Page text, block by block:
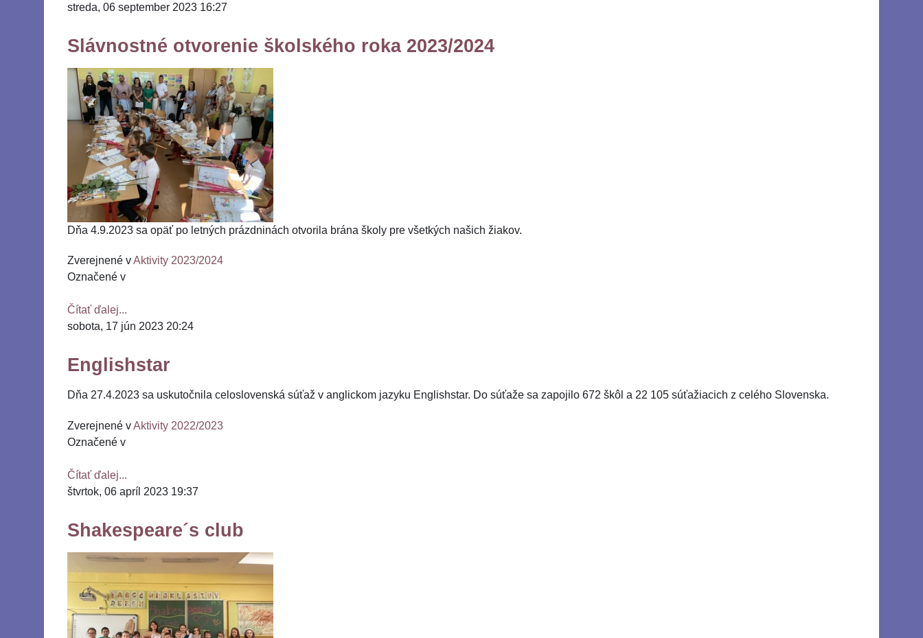
streda, 06 september 2023 16:27
Slávnostné otvorenie školského roka 2023/2024
Dňa 4.9.2023 sa opäť po letných prázdninách otvorila brána školy pre všetkých našich žiakov.
Zverejnené vAktivity 2023/2024
Označené v
Čítať ďalej...
sobota, 17 jún 2023 20:24
Englishstar
Dňa 27.4.2023 sa uskutočnila celoslovenská súťaž v anglickom jazyku Englishstar. Do súťaže sa zapojilo 672 škôl a 22 105 súťažiacich z celého Slovenska.
Zverejnené vAktivity 2022/2023
Označené v
Čítať ďalej...
štvrtok, 06 apríl 2023 19:37
Shakespeare´s club